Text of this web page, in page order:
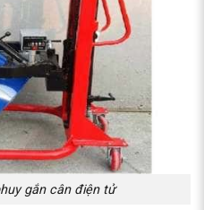
gắn cân điện tử